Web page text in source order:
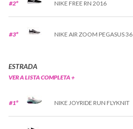
#2º NIKE FREE RN 2016
#3º NIKE AIR ZOOM PEGASUS 36
ESTRADA
VER A LISTA COMPLETA +
#1º NIKE JOYRIDE RUN FLYKNIT